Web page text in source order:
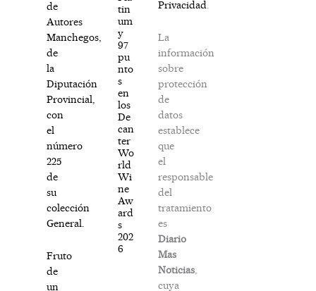
de
Autores
Manchegos,
de
la
Diputación
Provincial,
con
el
número
225
de
su
colección
General.
Fruto
de
un
tin
um
y
97
pu
nto
s
en
los
De
can
ter
Wo
rld
Wi
ne
Aw
ard
s
202
6
Privacidad
La
información
sobre
protección
de
datos
establece
que
el
responsable
del
tratamiento
es
Diario
Mas
Noticias,
cuya